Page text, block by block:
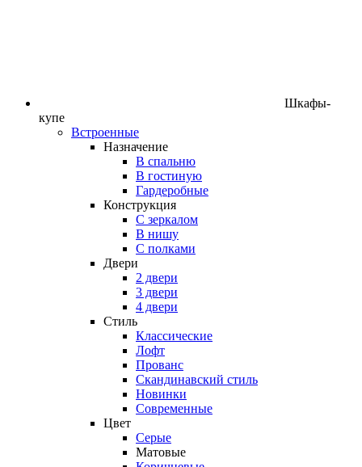
Шкафы-
купе
Встроенные
Назначение
В спальню
В гостиную
Гардеробные
Конструкция
C зеркалом
В нишу
С полками
Двери
2 двери
3 двери
4 двери
Стиль
Классические
Лофт
Прованс
Скандинавский стиль
Новинки
Современные
Цвет
Серые
Матовые